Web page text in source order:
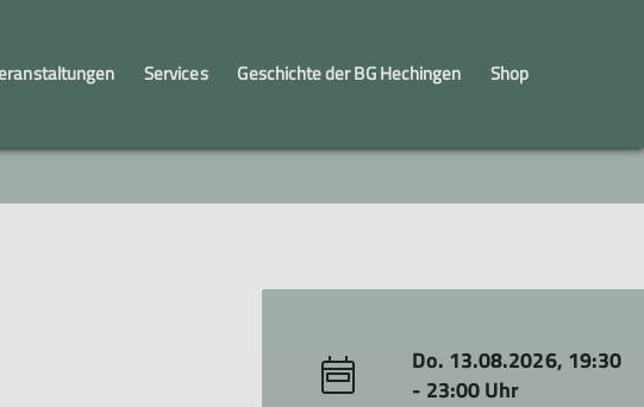
Jugendleiter*innen
Seniorengruppe Kooperation Schule - Verein
JuMa
Services Geschichte der BG Hechingen Shop
Do. 13.08.2026, 19:30
- 23:00 Uhr